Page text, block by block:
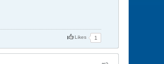
Likes 1